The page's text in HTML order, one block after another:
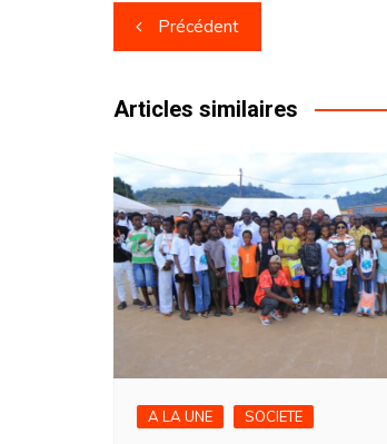
Navigation
de
l’article
Précédent
Articles similaires
A LA UNE SOCIETE